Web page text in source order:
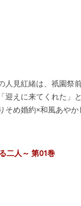
見紅緒は、祇園祭
迎えに来てくれた」
そめ婚約×和風あや
二人～ 第01巻